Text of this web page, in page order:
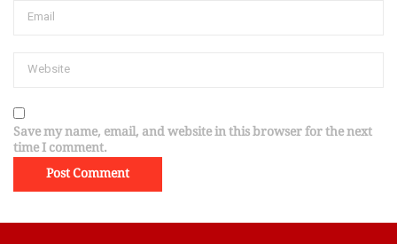
Save my name, email, and website in this browser for the next
time I comment.